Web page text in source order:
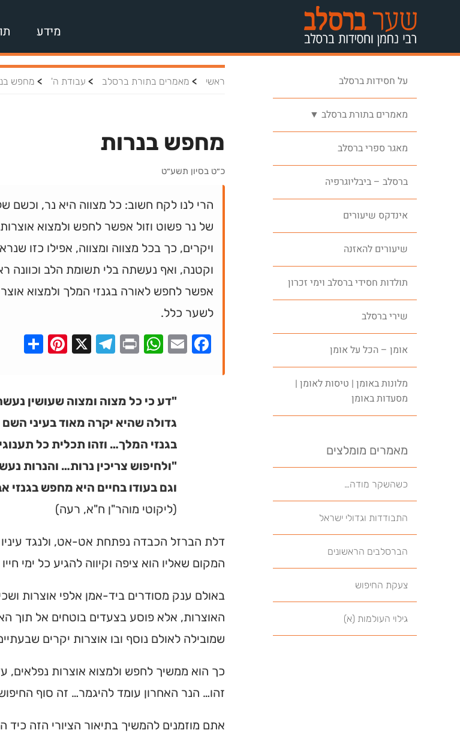
מידע
על חסידות ברסלב
מאמרים בתורת ברסלב ▼
מאגר ספרי ברסלב
ברסלב – ביבליוגרפיה
אינדקס שיעורים
שיעורים להאזנה
תולדות חסידי ברסלב וימי זכרון
שירי ברסלב
אומן – הכל על אומן
מלונות באומן | טיסות לאומן |
מסעדות באומן
מאמרים מומלצים
כשהשקר מודה…
התבודדות וגדולי ישראל
הברסלבים הראשונים
צעקת החיפוש
גילוי העולמות (א)
ראשי > מאמרים בתורת ברסלב > עבודת ה' > מחפש
מחפש בנרות
כ״ט בסיון תשע״ט
הרי לנו לקח חשוב: כל מצווה היא נר, וכשם
של נר פשוט וזול אפשר לחפש ולמצוא אוצרות
ויקרים, כך בכל מצווה ומצווה, אפילו כזו
וקטנה, ואף נעשתה בלי תשומת הלב וכוונה
אפשר לחפש לאורה בגנזי המלך ולמצוא
לשער כלל.
Facebook
Email
WhatsApp
Print
Telegram
X
"דע כי כל מצוה ומצוה שעושין
גדולה שהיא יקרה מאוד בעיני
בגנזי המלך… וזהו תכלית כל
"ולחיפוש צריכין נרות… והנרות
וגם בעודו בחיים היא מחפש בגנזי
(ליקוטי מוהר"ן ח"א, רעה)
דלת הברזל הכבדה נפתחת אט-אט, ולנגד
המקום שאליו הוא ציפה וקיווה להגיע כל ימי
באולם ענק מסודרים ביד-אמן אלפי אוצרות
האוצרות, אלא פוסע בצעדים בוטחים אל תוך
שמובילה לאולם נוסף ובו אוצרות יקרים
כך הוא ממשיך לחפש ולמצוא אוצרות נפלאים,
זהו… הנר האחרון עומד להיגמר… זה סוף
אתם מוזמנים להמשיך בתיאור הציורי הזה